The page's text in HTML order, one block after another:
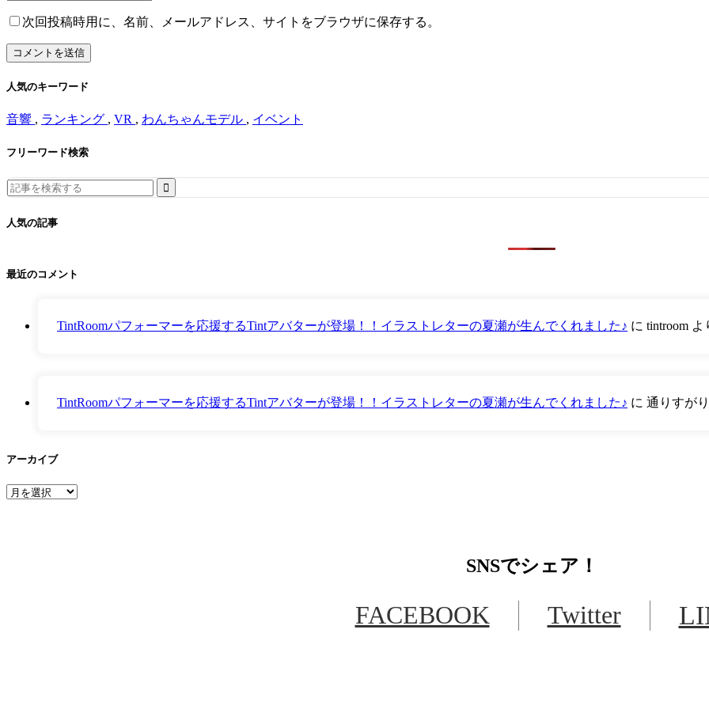
次回投稿時用に、名前、メールアドレス、サイトをブラウザに保存する。
人気のキーワード
音響 , ランキング , VR , わんちゃんモデル , イベント
フリーワード検索
Search
for:
人気の記事
最近のコメント
TintRoomパフォーマーを応援するTintアバターが登場！！イラストレターの夏瀬が生んでくれました♪ に tintroom よ
TintRoomパフォーマーを応援するTintアバターが登場！！イラストレターの夏瀬が生んでくれました♪ に 通りすがり
アーカイブ
ア
SNSでシェア！
FACEBOOK Twitter